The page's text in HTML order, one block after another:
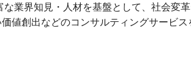
業界知見・人材を基盤として、社会変
値創出などのコンサルティングサービス